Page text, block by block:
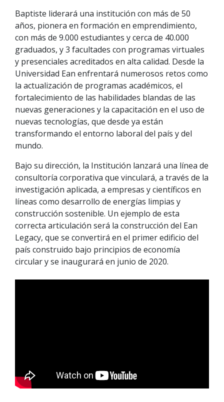
Baptiste liderará una institución con más de 50
años, pionera en formación en emprendimiento,
con más de 9.000 estudiantes y cerca de 40.000
graduados, y 3 facultades con programas virtuales
y presenciales acreditados en alta calidad. Desde la
Universidad Ean enfrentará numerosos retos como
la actualización de programas académicos, el
fortalecimiento de las habilidades blandas de las
nuevas generaciones y la capacitación en el uso de
nuevas tecnologías, que desde ya están
transformando el entorno laboral del país y del
mundo.
Bajo su dirección, la Institución lanzará una línea de
consultoría corporativa que vinculará, a través de la
investigación aplicada, a empresas y científicos en
líneas como desarrollo de energías limpias y
construcción sostenible. Un ejemplo de esta
correcta articulación será la construcción del Ean
Legacy, que se convertirá en el primer edificio del
país construido bajo principios de economía
circular y se inaugurará en junio de 2020.